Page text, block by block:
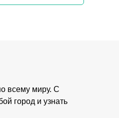
всему миру. С
город и узнать